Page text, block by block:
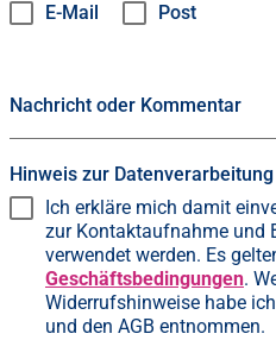
E-Mail Post
Nachricht oder Kommentar
Hinweis zur Datenverarbeitung
Ich erkläre mich damit
zur Kontaktaufnahme und
verwendet werden. Es
Geschäftsbedingungen.
Widerrufshinweise habe
und den AGB entnommen.